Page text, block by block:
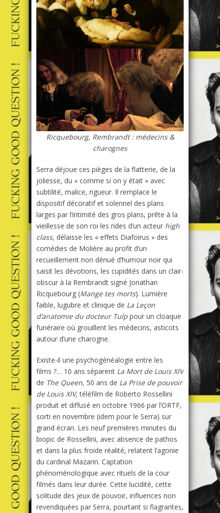
Ricquebourg, Rembrandt : médecins &
charognes
Serra déjoue ces pièges de la flatterie, de la
joliesse, du « comme si on y était » avec
subtilité, malice, rigueur. Il remplace le
dispositif décoratif et solennel des plans
larges par l’intimité des gros plans, prête à la
vieillesse de son roi les rides d’un acteur high
class, délaisse les « effets Diafoirus » des
comédies de Molière au profit d’un
recueillement non dénué d’humour noir qui
saisit les dévotions, les cupidités dans un clair-
obscur à la Rembrandt signé Jonathan
Ricquebourg (Mange tes morts). Lumière
faible, lugubre et clinique de La Leçon
d’anatomie du docteur Tulp pour un cloaque
funéraire où grouillent les médecins, asticots
autour d’une charogne.
Existe-il une psychogénéalogie entre les
films ?… 10 ans séparent La Mort de Louis XIV
de The Queen, 50 ans de La Prise de pouvoir
de Louis XIV, téléfilm de Roberto Rossellini
produit et diffusé en octobre 1966 par l’ORTF,
sorti en novembre (idem pour le Serra) sur
grand écran. Les neuf premières minutes du
biopic de Rossellini, avec absence de pathos
et dans la plus froide réalité, relatent l’agonie
du cardinal Mazarin. Captation
phénoménologique avec rituels de la cour
filmés dans leur durée. Cette lucidité, cette
solitude des jeux de pouvoir, influences non
revendiquées par Serra, pourtant si flagrantes,